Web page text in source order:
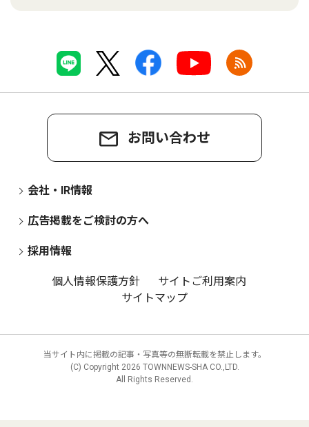
お問い合わせ
会社・IR情報
広告掲載をご検討の方へ
採用情報
個人情報保護方針
サイトご利用案内
サイトマップ
当サイト内に掲載の記事・写真等の無断転載を禁止します。
(C) Copyright 2026 TOWNNEWS-SHA CO.,LTD.
All Rights Reserved.